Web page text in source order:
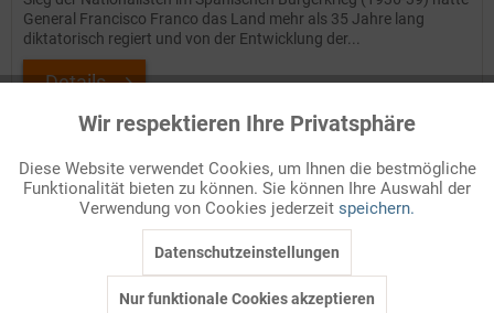
General Francisco Franco das Land mehr als 35 Jahre lang
diktatorisch regiert und von der Entwicklung der...
Details
Auf Ihren Merkzettel setzen
Funktionale Aktiv
Marketing Inaktiv
Wir respektieren Ihre Privatsphäre
Diese Website verwendet Cookies, um Ihnen die bestmögliche
Funktionalität bieten zu können. Sie können Ihre Auswahl der
Verwendung von Cookies jederzeit speichern.
Datenschutzeinstellungen
Nur funktionale Cookies akzeptieren